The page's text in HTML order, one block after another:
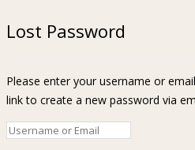
Lost Password
Please enter your username or
link to create a new password via